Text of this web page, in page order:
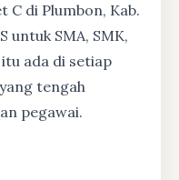
C di Plumbon, Kab.
untuk SMA, SMK,
ada di setiap
tengah
pegawai.